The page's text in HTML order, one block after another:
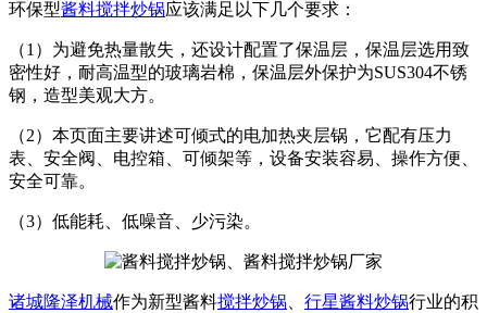
环保型酱料搅拌炒锅应该满足以下几个要求：
（1）为避免热量散失，还设计配置了保温层，保温层选用致
密性好，耐高温型的玻璃岩棉，保温层外保护为SUS304不锈
钢，造型美观大方。
（2）本页面主要讲述可倾式的电加热夹层锅，它配有压力
表、安全阀、电控箱、可倾架等，设备安装容易、操作方便、
安全可靠。
（3）低能耗、低噪音、少污染。
诸城隆泽机械作为新型酱料搅拌炒锅 行星酱料炒锅行业的积